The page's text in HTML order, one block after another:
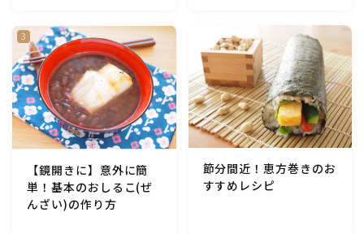
【鏡開きに】意外に簡
単！基本のおしるこ(ぜ
んざい)の作り方
節分間近！恵方巻きのお
すすめレシピ